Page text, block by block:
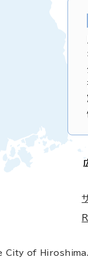
of Hiroshima.